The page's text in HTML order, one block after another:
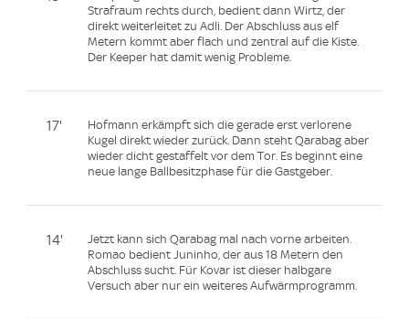
Strafraum rechts durch, bedient dann Wirtz, der
direkt weiterleitet zu Adli. Der Abschluss aus elf
Metern kommt aber flach und zentral auf die Kiste.
Der Keeper hat damit wenig Probleme.
17'
Hofmann erkämpft sich die gerade erst verlorene
Kugel direkt wieder zurück. Dann steht Qarabag aber
wieder dicht gestaffelt vor dem Tor. Es beginnt eine
neue lange Ballbesitzphase für die Gastgeber.
14'
Jetzt kann sich Qarabag mal nach vorne arbeiten.
Romao bedient Juninho, der aus 18 Metern den
Abschluss sucht. Für Kovar ist dieser halbgare
Versuch aber nur ein weiteres Aufwärmprogramm.